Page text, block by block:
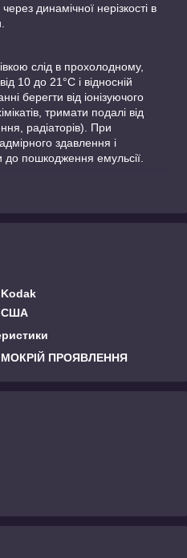
динамічної нерізкості в
слід в прохолодному,
10 до 21°С і відносній
берегти від іонізуючого
тримати подалі від
радіаторів). При
здавлення і
пошкодження емульсії.
Kodak
США
МОКРІЙ ПРОЯВЛЕННЯ